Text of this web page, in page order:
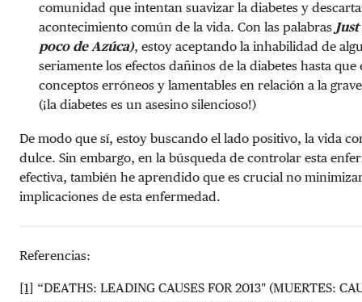
comunidad que intentan suavizar la diabetes y
acontecimiento común de la vida. Con las palabras
poco de Azúca), estoy aceptando la inhabilidad de
seriamente los efectos dañinos de la diabetes hasta
conceptos erróneos y lamentables en relación a la
(¡la diabetes es un asesino silencioso!)
De modo que sí, estoy buscando el lado positivo, la vida
dulce. Sin embargo, en la búsqueda de controlar esta
efectiva, también he aprendido que es crucial no
implicaciones de esta enfermedad.
Referencias:
[1] “DEATHS: LEADING CAUSES FOR 2013″ (MUERTES: